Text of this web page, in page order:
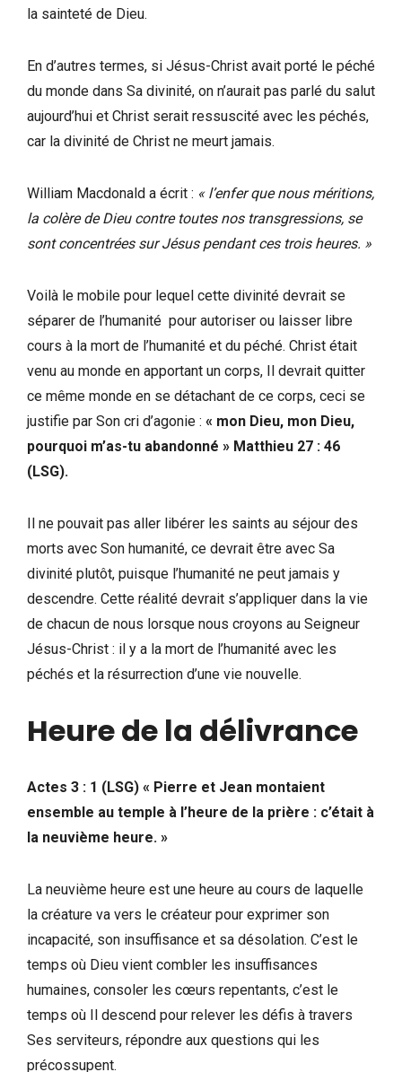
la sainteté de Dieu.
En d’autres termes, si Jésus-Christ avait porté le péché
du monde dans Sa divinité, on n’aurait pas parlé du salut
aujourd’hui et Christ serait ressuscité avec les péchés,
car la divinité de Christ ne meurt jamais.
William Macdonald a écrit : « l’enfer que nous méritions,
la colère de Dieu contre toutes nos transgressions, se
sont concentrées sur Jésus pendant ces trois heures. »
Voilà le mobile pour lequel cette divinité devrait se
séparer de l’humanité pour autoriser ou laisser libre
cours à la mort de l’humanité et du péché. Christ était
venu au monde en apportant un corps, Il devrait quitter
ce même monde en se détachant de ce corps, ceci se
justifie par Son cri d’agonie : « mon Dieu, mon Dieu,
pourquoi m’as-tu abandonné » Matthieu 27 : 46
(LSG).
Il ne pouvait pas aller libérer les saints au séjour des
morts avec Son humanité, ce devrait être avec Sa
divinité plutôt, puisque l’humanité ne peut jamais y
descendre. Cette réalité devrait s’appliquer dans la vie
de chacun de nous lorsque nous croyons au Seigneur
Jésus-Christ : il y a la mort de l’humanité avec les
péchés et la résurrection d’une vie nouvelle.
Heure de la délivrance
Actes 3 : 1 (LSG) « Pierre et Jean montaient
ensemble au temple à l’heure de la prière : c’était à
la neuvième heure. »
La neuvième heure est une heure au cours de laquelle
la créature va vers le créateur pour exprimer son
incapacité, son insuffisance et sa désolation. C’est le
temps où Dieu vient combler les insuffisances
humaines, consoler les cœurs repentants, c’est le
temps où Il descend pour relever les défis à travers
Ses serviteurs, répondre aux questions qui les
précossupent.